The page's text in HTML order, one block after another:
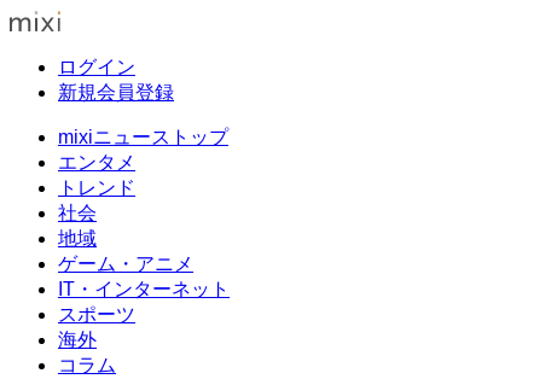
ログイン
新規会員登録
mixiニューストップ
エンタメ
トレンド
社会
地域
ゲーム・アニメ
IT・インターネット
スポーツ
海外
コラム